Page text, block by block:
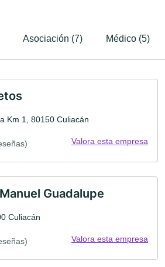
Asociación (7) Médico (5)
Km 1, 80150 Culiacán
Valora esta empresa
Guadalupe
Culiacán
Valora esta empresa